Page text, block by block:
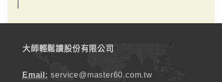
大師輕鬆讀股份有限公司
Email: service@master60.com.tw